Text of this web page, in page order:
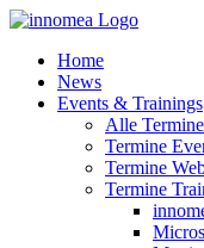
Zum
springenHome
News
Events & Trainings
Alle Termine
Termine
Termine
Termine